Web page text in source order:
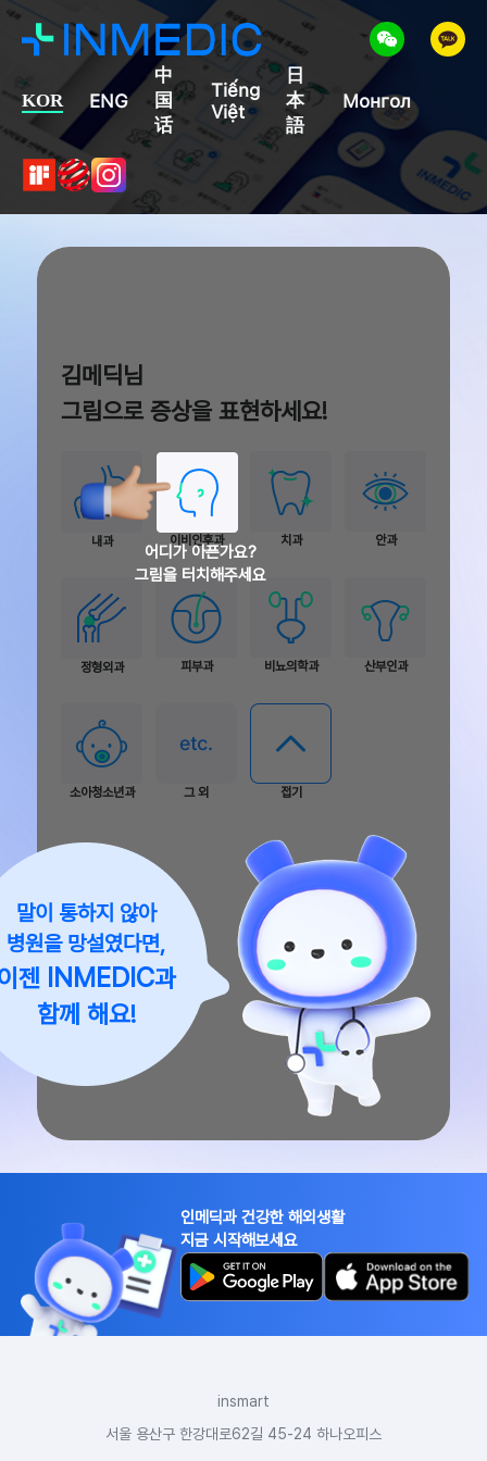
KOR ENG
中
国
话
Tiếng
Việt
日
本
語
Монгол
말이 통하지 않아
병원을 망설였다면,
젠 INMEDIC과
함께 해요!
인메딕과 건강한 해외생활
지금 시작해보세요
insmart
서울 용산구 한강대로62길 45-24 하나오피스